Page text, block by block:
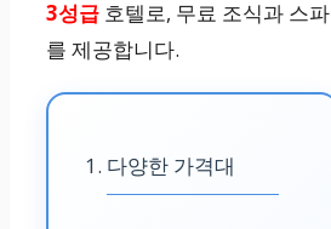
3성급 호텔로, 무료 조식과 스파
를 제공합니다.
다양한 가격대